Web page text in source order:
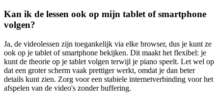
Kan ik de lessen ook op mijn tablet of smartphone
volgen?
Ja, de videolessen zijn toegankelijk via elke browser, dus je kunt ze
ook op je tablet of smartphone bekijken. Dit maakt het flexibel: je
kunt de theorie op je tablet volgen terwijl je piano speelt. Let wel op
dat een groter scherm vaak prettiger werkt, omdat je dan beter
details kunt zien. Zorg voor een stabiele internetverbinding voor het
afspelen van de video's zonder buffering.